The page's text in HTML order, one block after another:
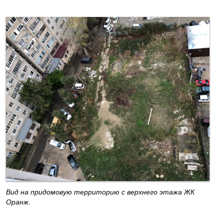
Вид на придомовую территорию с верхнего этажа ЖК
Оранж.